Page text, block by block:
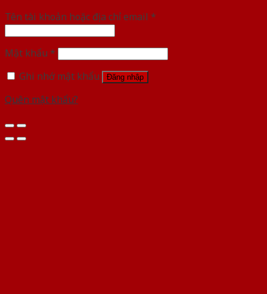
Tên tài khoản hoặc địa chỉ email *
Mật khẩu *
Ghi nhớ mật khẩu
Đăng nhập
Quên mật khẩu?